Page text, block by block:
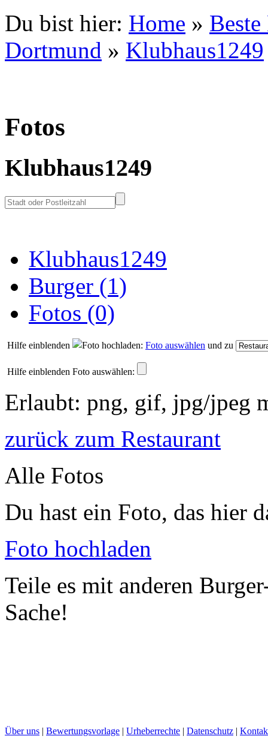
Du bist hier: Home »
Dortmund » Klubhaus1249
Fotos
Klubhaus1249
Klubhaus1249
Burger (1)
Fotos (0)
Hilfe einblenden Foto auswählen und zu
Hilfe einblenden Foto auswählen:
Erlaubt: png, gif, jpg/jpeg
zurück zum Restaurant
Alle Fotos
Du hast ein Foto, das hier
Foto hochladen
Teile es mit anderen
Sache!
Über uns | Bewertungsvorlage | Urheberrechte | Datenschutz |